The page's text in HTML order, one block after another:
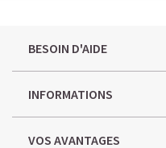
BESOIN D'AIDE
INFORMATIONS
VOS AVANTAGES